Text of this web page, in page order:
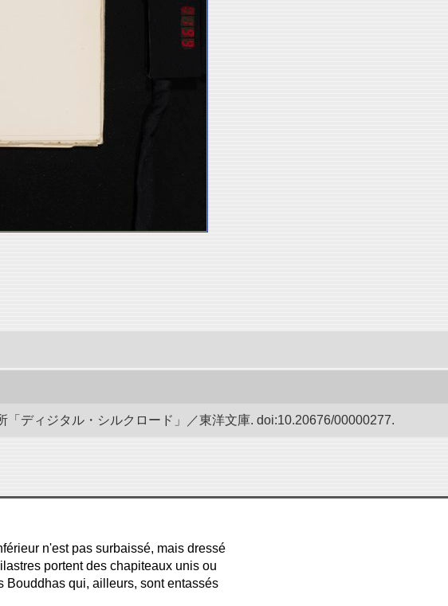
「ディジタル・シルクロード」／東洋文庫. doi:10.20676/00000277.
n'est pas surbaissé, mais dressé
portent des chapiteaux unis ou
Bouddhas qui, ailleurs, sont entassés